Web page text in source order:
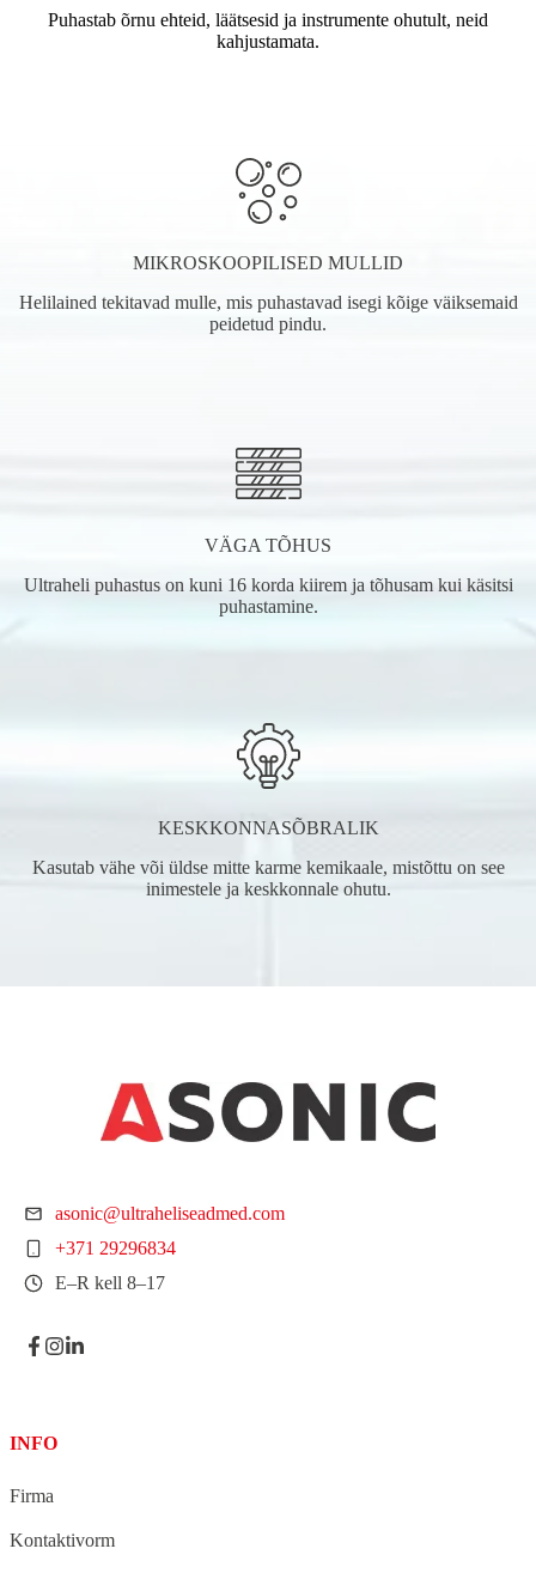
Puhastab õrnu ehteid, läätsesid ja instrumente ohutult, neid
kahjustamata.
MIKROSKOOPILISED MULLID
Helilained tekitavad mulle, mis puhastavad isegi kõige väiksemaid
peidetud pindu.
VÄGA TÕHUS
Ultraheli puhastus on kuni 16 korda kiirem ja tõhusam kui käsitsi
puhastamine.
KESKKONNASÕBRALIK
Kasutab vähe või üldse mitte karme kemikaale, mistõttu on see
inimestele ja keskkonnale ohutu.
asonic@ultraheliseadmed.com
+371 29296834
E–R kell 8–17
INFO
Firma
Kontaktivorm